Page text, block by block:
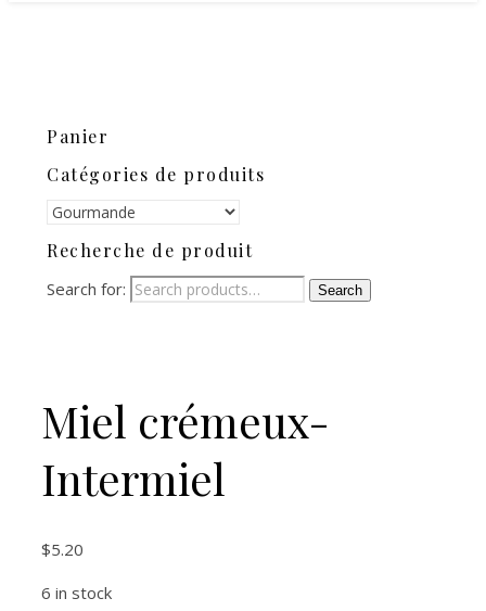
Panier
Catégories de produits
Recherche de produit
Search for: Search
Miel crémeux-
Intermiel
$5.20
6 in stock